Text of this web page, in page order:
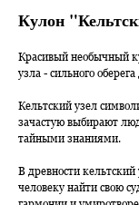
Кулон
Красивый необычный
узла - сильного
Кельтский узел
зачастую выбирают
тайными знаниями.
В древности
человеку найти свою